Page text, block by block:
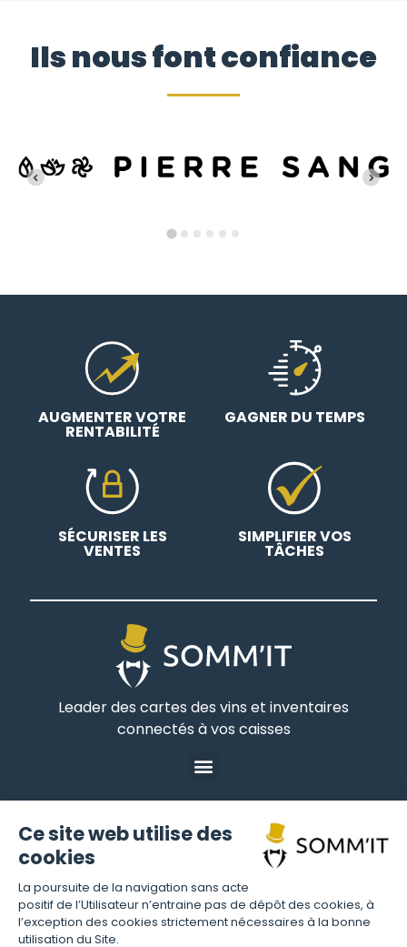
Ils nous font confiance
AUGMENTER VOTRE
RENTABILITÉ
GAGNER DU TEMPS
SÉCURISER LES
VENTES
SIMPLIFIER VOS
TÂCHES
Leader des cartes des vins et inventaires
connectés à vos caisses
CRÉER MON COMPTE
Ce site web utilise des
cookies
La poursuite de la navigation sans acte
positif de l’Utilisateur n’entraine pas de dépôt des cookies, à
l’exception des cookies strictement nécessaires à la bonne
utilisation du Site.